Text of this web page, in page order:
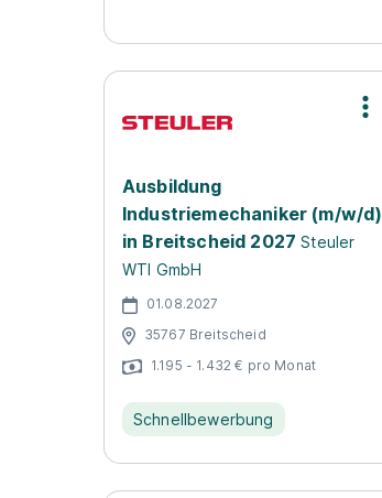
Ausbildung
Industriemechaniker (m/w/d)
in Breitscheid 2027 Steuler
WTI GmbH
01.08.2027
35767 Breitscheid
1.195 - 1.432 € pro Monat
Schnellbewerbung